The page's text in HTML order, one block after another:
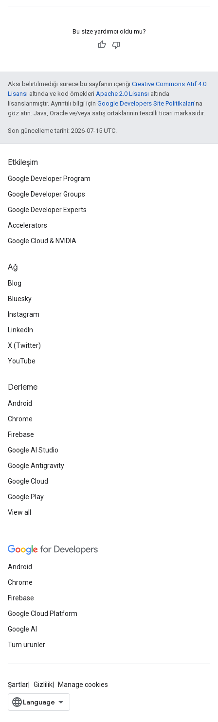
Bu size yardımcı oldu mu?
Aksi belirtilmediği sürece bu sayfanın içeriği Creative Commons Atıf 4.0
Lisansı altında ve kod örnekleri Apache 2.0 Lisansı altında
lisanslanmıştır. Ayrıntılı bilgi için Google Developers Site Politikaları'na
göz atın. Java, Oracle ve/veya satış ortaklarının tescilli ticari markasıdır.
Son güncelleme tarihi: 2026-07-15 UTC.
Etkileşim
Google Developer Program
Google Developer Groups
Google Developer Experts
Accelerators
Google Cloud & NVIDIA
Ağ
Blog
Bluesky
Instagram
LinkedIn
X (Twitter)
YouTube
Derleme
Android
Chrome
Firebase
Google AI Studio
Google Antigravity
Google Cloud
Google Play
View all
Android
Chrome
Firebase
Google Cloud Platform
Google AI
Tüm ürünler
Şartlar Gizlilik Manage cookies